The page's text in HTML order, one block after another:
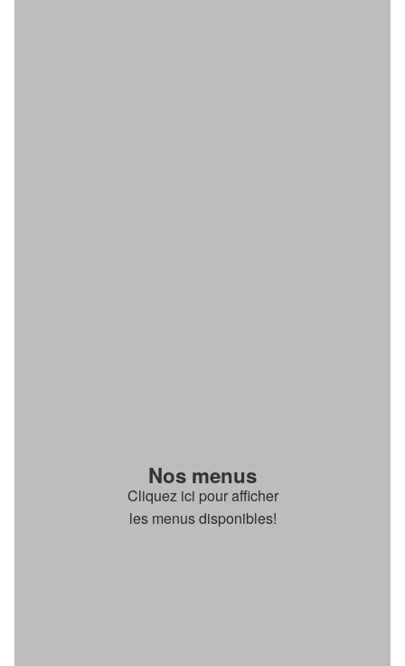
Nos menus
Cliquez ici pour afficher
les menus disponibles!